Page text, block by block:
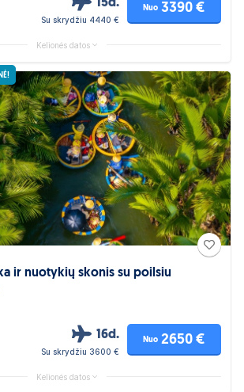
15d.
Su skrydžiu 4440 €
Nuo 3390 €
Kelionės datos
ir nuotykių skonis su poilsiu
16d.
Su skrydžiu 3600 €
Nuo 2650 €
Kelionės datos